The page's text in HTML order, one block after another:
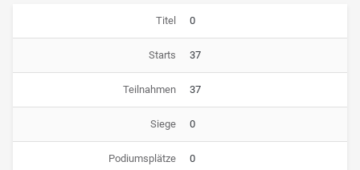
Titel 0
Starts 37
Teilnahmen 37
Siege 0
Podiumsplätze 0